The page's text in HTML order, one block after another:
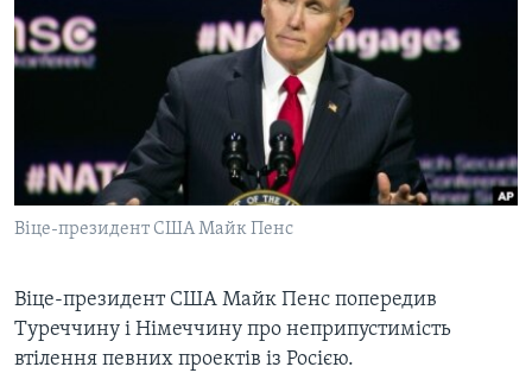
СУСПІЛЬСТВО
ЕКОНОМІКА
ІСТОРІЇ УСПІХУ УКРАЇНЦІВ
ТЕЛЕПРОГРАМИ
БРИФІНГ ГОЛОСУ АМЕРИКИ
СТУДІЯ ВАШИНГТОН
ВІКНО В АМЕРИКУ
ПОГЛЯД З ВАШИНГТОНА
Learning English
Мови
Віце-президент США Майк Пенс
Віце-президент США Майк Пенс попередив
Туреччину і Німеччину про неприпустимість
втілення певних проектів із Росією.